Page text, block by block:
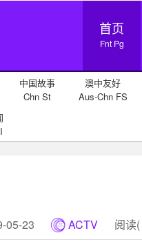
首页
Fnt Pg
中国故事
Chn St
澳中友好
Aus-Chn FS
05-23 ACTV 阅读(